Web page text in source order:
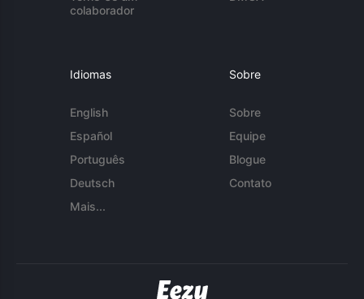
colaborador
Idiomas
English
Español
Português
Deutsch
Mais...
Sobre
Sobre
Equipe
Blogue
Contato